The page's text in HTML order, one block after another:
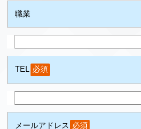
職業
TEL 必須
メールアドレス 必須